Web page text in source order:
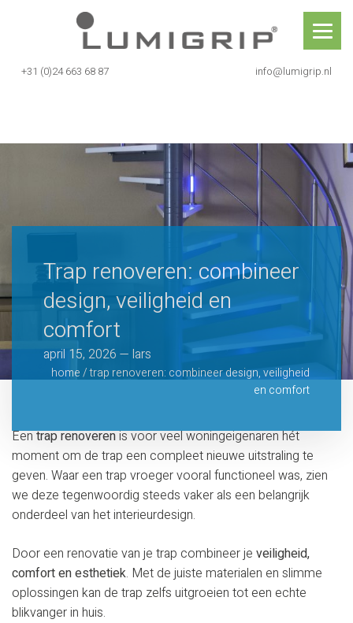
+31 (0)24 663 68 87 info@lumigrip.nl
Trap renoveren: combineer
Trap renoveren: combineer
design, veiligheid en
comfort
april 15, 2026 — lars
home/trap renoveren: combineer design, veiligheid
en comfort
Eentrap renoverenis voor veel woningeigenaren hét
moment om de trap een compleet nieuwe uitstraling te
geven. Waar een trap vroeger vooral functioneel was, zien
we deze tegenwoordig steeds vaker als een belangrijk
onderdeel van het interieurdesign.
Door een renovatie van je trap combineer je veiligheid,
comfort en esthetiek. Met de juiste materialen en slimme
oplossingen kan de trap zelfs uitgroeien tot een echte
blikvanger in huis.